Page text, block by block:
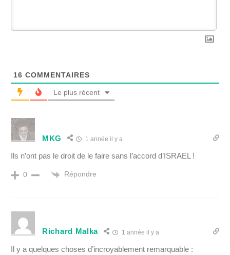
16 COMMENTAIRES
Le plus récent
MKG 1 année il y a
Ils n’ont pas le droit de le faire sans l’accord d’ISRAEL !
0 Répondre
Richard Malka 1 année il y a
Il y a quelques choses d’incroyablement remarquable :